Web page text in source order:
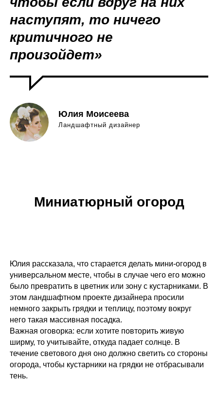
наступят, то ничего
критичного не
произойдет»
Юлия Моисеева
Ландшафтный дизайнер
Миниатюрный огород
Юлия рассказала, что старается делать мини-огород в
универсальном месте, чтобы в случае чего его можно
было превратить в цветник или зону с кустарниками. В
этом ландшафтном проекте дизайнера просили
немного закрыть грядки и теплицу, поэтому вокруг
него такая массивная посадка.
Важная оговорка: если хотите повторить живую
ширму, то учитывайте, откуда падает солнце. В
течение светового дня оно должно светить со стороны
огорода, чтобы кустарники на грядки не отбрасывали
тень.